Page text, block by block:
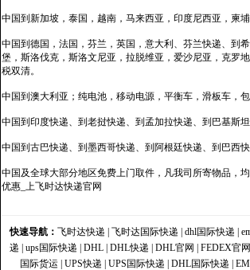
中国到新加坡，泰国，越南，马来西亚，印度尼西亚，柬
中国到德国，法国，芬兰，英国，意大利、芬兰快递、到
堡，斯洛伐克，斯洛文尼亚，拉脱维亚，爱沙尼亚，克罗
税双清。
中国到澳大利亚；纯电池，移动电源，平衡车，滑板车，
中国到印度快递、到老挝快递、到孟加拉快递、到巴基斯坦
中国到古巴快递、到墨西哥快递、到阿根廷快递、到巴西快
中国及全球大部分地区免费上门取件，凡我司所寄物品，
优惠_上飞时达快递官网
快速导航： 飞时达快递 飞时达国际快递 dhl国际快递
递
ups国际快递 DHL DHL快递 DHL官网 FEDEX官网
国际货运| UPS快递 UPS国际快递 DHL国际快递